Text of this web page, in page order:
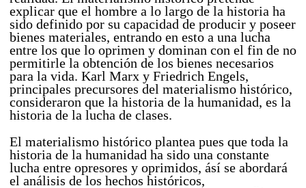
explicar que el hombre a lo largo de la historia ha
sido definido por su capacidad de producir y poseer
bienes materiales, entrando en esto a una lucha
entre los que lo oprimen y dominan con el fin de no
permitirle la obtención de los bienes necesarios
para la vida. Karl Marx y Friedrich Engels,
principales precursores del materialismo histórico,
consideraron que la historia de la humanidad, es la
historia de la lucha de clases.
El materialismo histórico plantea pues que toda la
historia de la humanidad ha sido una constante
lucha entre opresores y oprimidos, ásí se abordará
el análisis de los hechos históricos,